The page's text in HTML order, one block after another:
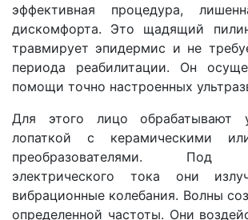
эффективная процедура,
дискомфорта. Это щадящий
травмирует эпидермис и не
периода реабилитации. Он
помощи точно настроенных
Для этого лицо обрабатывают
лопаткой с керамическими
преобразователями. Под
электрического тока они
вибрационные колебания. Волны
определенной частоты. Они